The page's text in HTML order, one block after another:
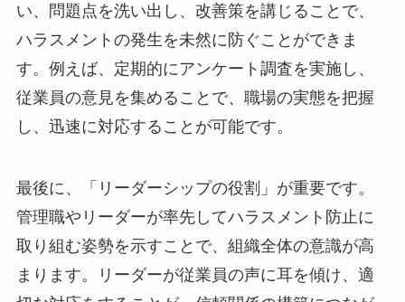
い、問題点を洗い出し、改善策を講じることで、
ハラスメントの発生を未然に防ぐことができま
す。例えば、定期的にアンケート調査を実施し、
従業員の意見を集めることで、職場の実態を把握
し、迅速に対応することが可能です。
最後に、「リーダーシップの役割」が重要です。
管理職やリーダーが率先してハラスメント防止に
取り組む姿勢を示すことで、組織全体の意識が高
まります。リーダーが従業員の声に耳を傾け、適